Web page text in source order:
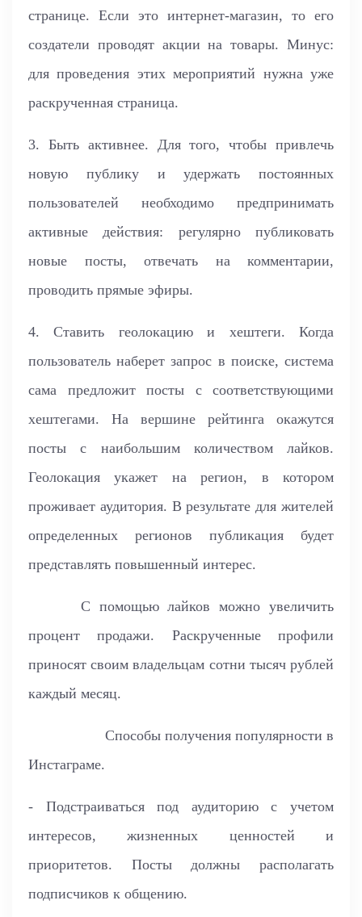
странице. Если это интернет-магазин, то его
создатели проводят акции на товары. Минус:
для проведения этих мероприятий нужна уже
раскрученная страница.
3. Быть активнее. Для того, чтобы привлечь
новую публику и удержать постоянных
пользователей необходимо предпринимать
активные действия: регулярно публиковать
новые посты, отвечать на комментарии,
проводить прямые эфиры.
4. Ставить геолокацию и хештеги. Когда
пользователь наберет запрос в поиске, система
сама предложит посты с соответствующими
хештегами. На вершине рейтинга окажутся
посты с наибольшим количеством лайков.
Геолокация укажет на регион, в котором
проживает аудитория. В результате для жителей
определенных регионов публикация будет
представлять повышенный интерес.
С помощью лайков можно увеличить
процент продажи. Раскрученные профили
приносят своим владельцам сотни тысяч рублей
каждый месяц.
Способы получения популярности в
Инстаграме.
- Подстраиваться под аудиторию с учетом
интересов, жизненных ценностей и
приоритетов. Посты должны располагать
подписчиков к общению.